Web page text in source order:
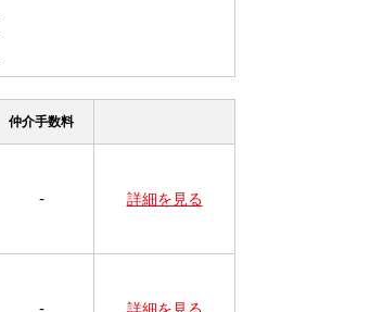
仲介手数料
- 詳細を見る
- 詳細を見る